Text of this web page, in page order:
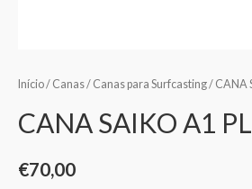
Início/ Canas/ Canas para Surfcasting/ CANA
CANA SAIKO A1
€70,00